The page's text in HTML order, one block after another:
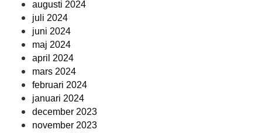
augusti 2024
juli 2024
juni 2024
maj 2024
april 2024
mars 2024
februari 2024
januari 2024
december 2023
november 2023